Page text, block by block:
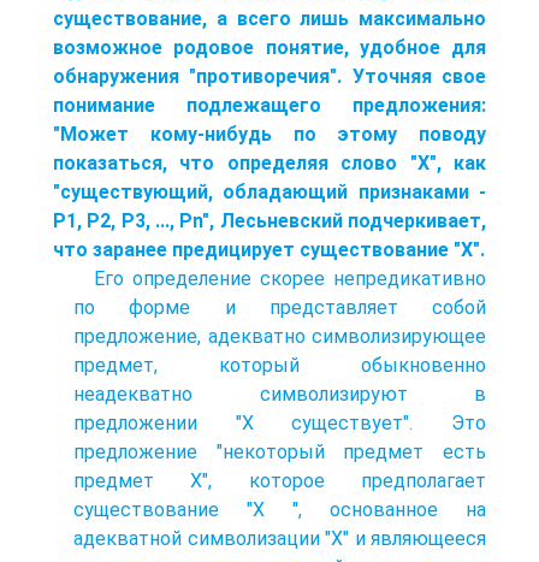
существование, а всего лишь максимально
возможное родовое понятие, удобное для
обнаружения "противоречия". Уточняя свое
понимание подлежащего предложения:
"Может кому-нибудь по этому поводу
показаться, что определяя слово "X", как
"существующий, обладающий признаками -
P1, P2, P3, ..., Pn", Лесьневский подчеркивает,
что заранее предицирует существование "X".
Его определение скорее непредикативно
по форме и представляет собой
предложение, адекватно символизирующее
предмет, который обыкновенно
неадекватно символизируют в
предложении "X существует". Это
предложение "некоторый предмет есть
предмет X", которое предполагает
существование "X ", основанное на
адекватной символизации "X" и являющееся